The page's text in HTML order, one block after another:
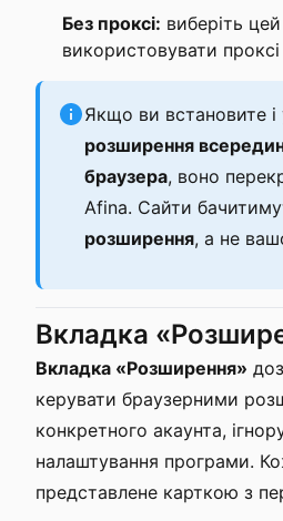
Без проксі: виберіть
використовувати проксі
Якщо ви встановите і
розширення
браузера, воно
Afina. Сайти
розширення, а не
Вкладка
Вкладка «Розширення»
керувати браузерними
конкретного акаунта,
налаштування програми.
представлене карткою з